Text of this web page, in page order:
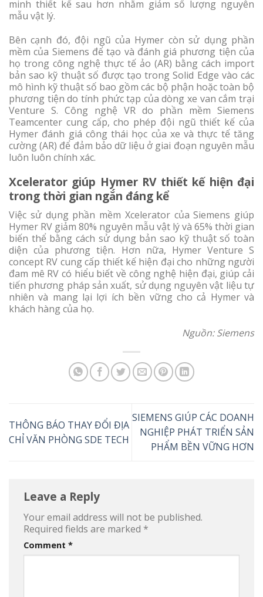
minh thiết kế sau hơn nhằm giảm số lượng nguyên
mẫu vật lý.
Bên cạnh đó, đội ngũ của Hymer còn sử dụng phần
mềm của Siemens để tạo và đánh giá phương tiện của
họ trong công nghệ thực tế ảo (AR) bằng cách import
bản sao kỹ thuật số được tạo trong Solid Edge vào các
mô hình kỹ thuật số bao gồm các bộ phận hoặc toàn bộ
phương tiện do tính phức tạp của dòng xe van cắm trại
Venture S. Công nghệ VR do phần mềm Siemens
Teamcenter cung cấp, cho phép đội ngũ thiết kế của
Hymer đánh giá công thái học của xe và thực tế tăng
cường (AR) để đảm bảo dữ liệu ở giai đoạn nguyên mẫu
luôn luôn chính xác.
Xcelerator giúp Hymer RV thiết kế hiện đại
trong thời gian ngắn đáng kể
Việc sử dụng phần mềm Xcelerator của Siemens giúp
Hymer RV giảm 80% nguyên mẫu vật lý và 65% thời gian
biến thể bằng cách sử dụng bản sao kỹ thuật số toàn
diện của phương tiện. Hơn nữa, Hymer Venture S
concept RV cung cấp thiết kế hiện đại cho những người
đam mê RV có hiểu biết về công nghệ hiện đại, giúp cải
tiến phương pháp sản xuất, sử dụng nguyên vật liệu tự
nhiên và mang lại lợi ích bền vững cho cả Hymer và
khách hàng của họ.
Nguồn: Siemens
THÔNG BÁO THAY ĐỔI ĐỊA
CHỈ VĂN PHÒNG SDE TECH
SIEMENS GIÚP CÁC DOANH
NGHIỆP PHÁT TRIỂN SẢN
PHẨM BỀN VỮNG HƠN
Leave a Reply
Your email address will not be published.
Required fields are marked *
Comment *